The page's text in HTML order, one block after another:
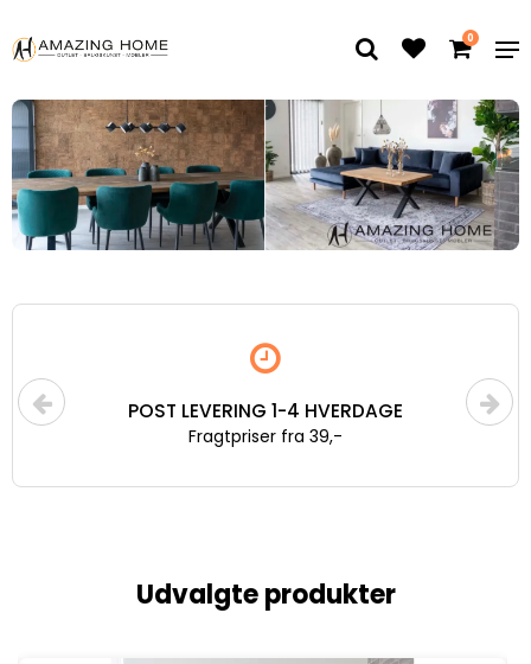
0
POST LEVERING 1-4 HVERDAGE
Fragtpriser fra 39,-
Udvalgte produkter